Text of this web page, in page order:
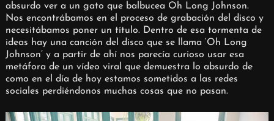
absurdo ver a un gato que balbucea Oh Long Johnson.
Nos encontrábamos en el proceso de grabación del disco y
necesitábamos poner un título. Dentro de esa tormenta de
ideas hay una canción del disco que se llama ‘Oh Long
Johnson’ y a partir de ahí nos parecía curioso usar esa
metáfora de un vídeo viral que demuestra lo absurdo de
como en el día de hoy estamos sometidos a las redes
sociales perdiéndonos muchas cosas que no pasan.